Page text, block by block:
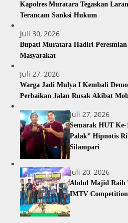
Kapolres Muratara Tegaskan
Terancam Sanksi Hukum
Juli 30, 2026
Bupati Muratara Hadiri
Masyarakat
Juli 27, 2026
Warga Jadi Mulya I Kembali
Perbaikan Jalan Rusak Akibat
Juli 27, 2026
Semarak HUT
Palak” Hipnotis
Silampari
Juli 20, 2026
Abdul Majid Raih
IMTV